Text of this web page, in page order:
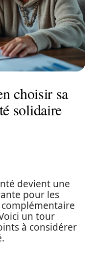
choisir sa
solidaire
devient une
pour les
un tour
à considérer